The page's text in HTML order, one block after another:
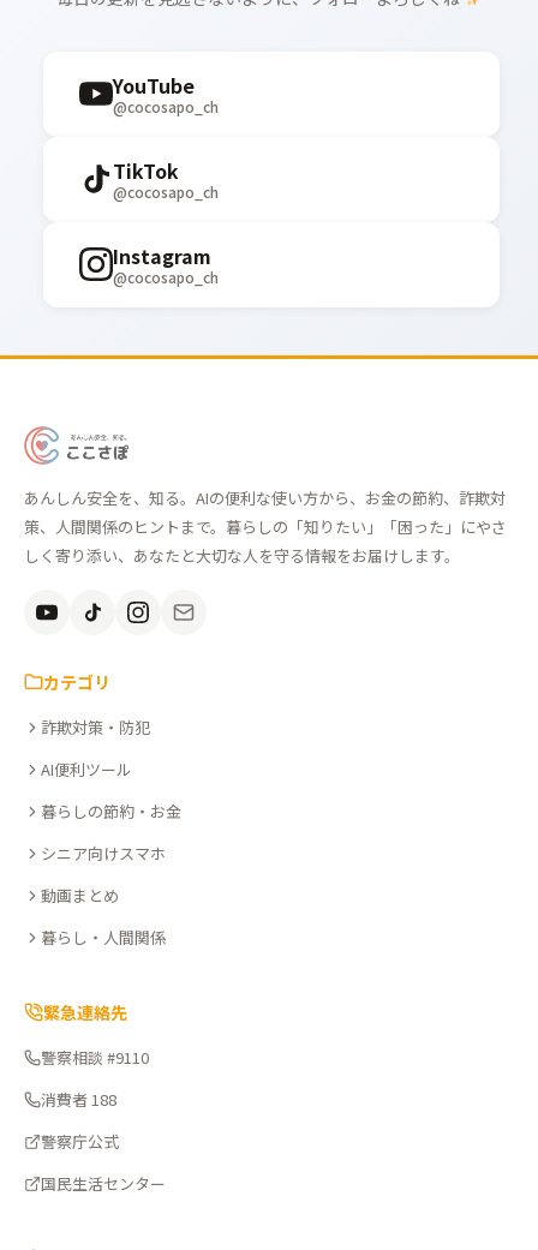
YouTube
@cocosapo_ch
TikTok
@cocosapo_ch
Instagram
@cocosapo_ch
あ
ん
し
ん
全
知
る。
こ
ぽ
あんしん安全を、知る。AIの便利な使い方から、お金の節約、詐欺対
策、人間関係のヒントまで。暮らしの「知りたい」「困った」にやさ
しく寄り添い、あなたと大切な人を守る情報をお届けします。
カテゴリ
詐欺対策・防犯
AI便利ツール
暮らしの節約・お金
シニア向けスマホ
動画まとめ
暮らし・人間関係
緊急連絡先
警察相談 #9110
消費者 188
警察庁公式
国民生活センター